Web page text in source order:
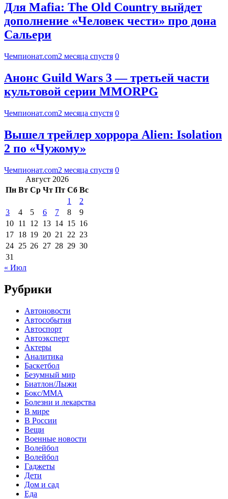
Для Mafia: The Old Country выйдет
дополнение «Человек чести» про дона
Сальери
Чемпионат.com2 месяца спустя 0
Анонс Guild Wars 3 — третьей части
культовой серии MMORPG
Чемпионат.com2 месяца спустя 0
Вышел трейлер хоррора Alien: Isolation
2 по «Чужому»
Чемпионат.com2 месяца спустя 0
Август 2026
Пн Вт Ср Чт Пт Сб Вс
1
2
3
4 5 6 7 8
9
10 11 12 13 14 15 16
17 18 19 20 21 22 23
24 25 26 27 28 29 30
31
« Июл
Рубрики
Автоновости
Автособытия
Автоспорт
Автоэксперт
Актеры
Аналитика
Баскетбол
Безумный мир
Биатлон/Лыжи
Бокс/MMA
Болезни и лекарства
В мире
В России
Вещи
Военные новости
Волейбол
Волейбол
Гаджеты
Дети
Дом и сад
Еда